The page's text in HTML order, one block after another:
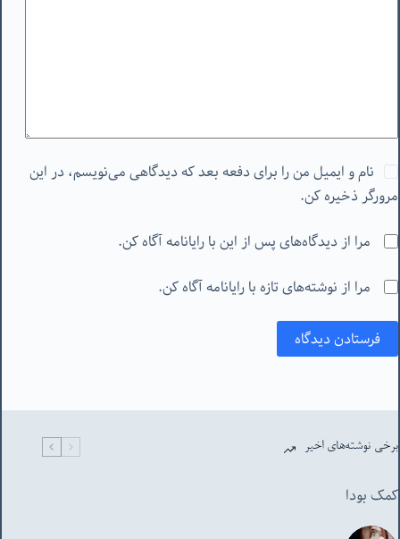
نام و ایمیل من را برای دفعه بعد که دیدگاهی می‌نویسم، در این
مرورگر ذخیره کن.
مرا از دیدگاه‌های پس از این با رایانامه آگاه کن.
مرا از نوشته‌های تازه با رایانامه آگاه کن.
فرستادن دیدگاه
برخی نوشته‌های اخیر
کمک بودا